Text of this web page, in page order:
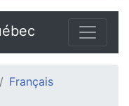
Français